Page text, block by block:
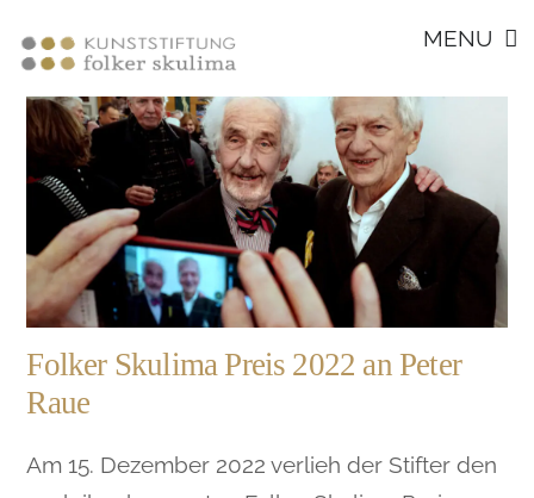
content
MENU
Folker Skulima Preis 2022 an Peter
Raue
Am 15. Dezember 2022 verlieh der Stifter den